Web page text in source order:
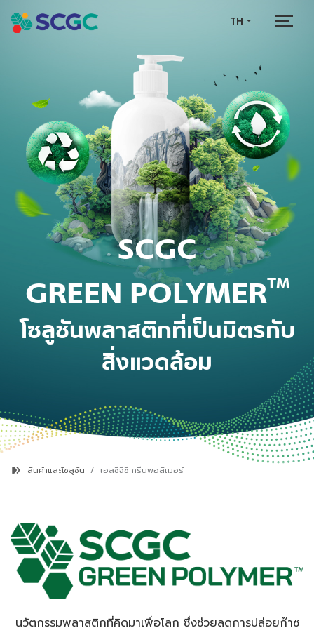
TH
SCGC
GREEN POLYMERTM
โซลูชันพลาสติกที่เป็นมิตรกับ
สิ่งแวดล้อม
สินค้าและโซลูชัน เอสซีจีซี กรีนพอลิเมอร์
นวัตกรรมพลาสติกที่คิดมาเพื่อโลก ซึ่งช่วยลดการปล่อยก๊าซ